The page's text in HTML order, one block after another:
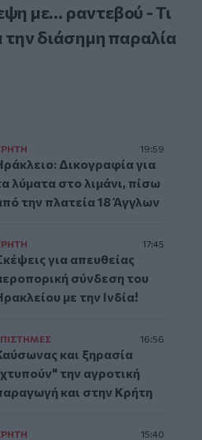
με… ραντεβού - Τι
την διάσημη παραλία
19:59
Δικογραφία για
λύματα στο λιμάνι, πίσω
την πλατεία 18 Άγγλων
17:45
για απευθείας
σύνδεση του
με την Ινδία!
16:56
και ξηρασία
την αγροτική
και στην Κρήτη
15:40